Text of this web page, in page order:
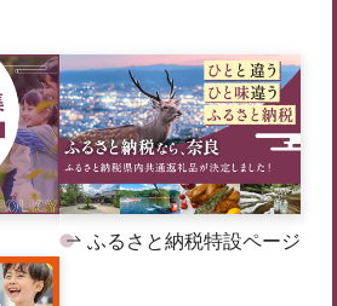
ふるさと納税特設ページ